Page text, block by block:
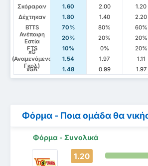
Σκόραραν
1.60 2.00
1.20
Δέχτηκαν
1.80 1.40
2.20
BTTS
70% 80%
60%
Ανέπαφη
Εστία
20% 20%
20%
FTS
10% 0% 20%
xG
(Αναμενόμενα
Γκολ)
1.54 1.97
1.11
xGA
1.48 0.99 1.97
Φόρμα - Ποια ομάδα θα
Φόρμα - Συνολικά
1.20